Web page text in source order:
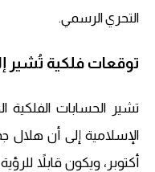
التحري الرسمي.
توقعات فلكية تُشير
تشير الحسابات الفلكية
أكتوبر، ويكون قابلاً